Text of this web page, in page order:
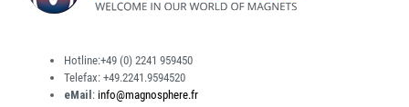
Hotline:+49 (0) 2241 959450
Telefax: +49.2241.9594520
eMail: info@magnosphere.fr